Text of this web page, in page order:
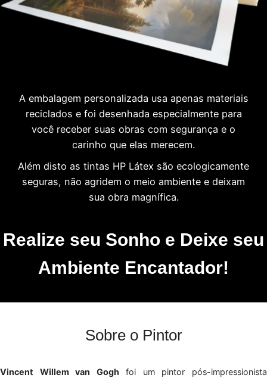
A embalagem personalizada usa apenas materiais
reciclados e foi desenhada especialmente para
você receber suas obras com segurança e o
carinho que elas merecem.
Além disto as tintas HP Látex são ecologicamente
seguras, não agridem o meio ambiente e deixam
sua obra magnífica.
Realize seu Sonho e Deixe seu
Ambiente Encantador!
Sobre o Pintor
Vincent Willem van Gogh foi um pintor pós-impressionista